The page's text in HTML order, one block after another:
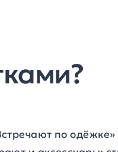
по